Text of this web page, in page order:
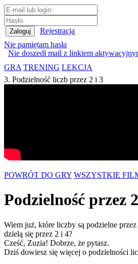
Rejestracja
Nie pamiętam hasła
Nie doszedł mail z linkiem
GRA TRENING LEKCJA
3. Podzielność liczb przez 2 i 3
POWRÓT DO GRY WSZYSTKIE
Podzielność przez
Wiem już, które liczby są podzielne
dzielą się przez 2 i 4?
Cześć, Zuzia! Dobrze, że pytasz.
Dziś dowiesz się więcej o podzielności